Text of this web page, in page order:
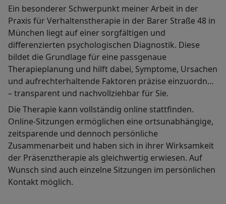
Ein besonderer Schwerpunkt meiner Arbeit in der
Praxis für Verhaltenstherapie in der Barer Straße 48 in
München liegt auf einer sorgfältigen und
differenzierten psychologischen Diagnostik. Diese
bildet die Grundlage für eine passgenaue
Therapieplanung und hilft dabei, Symptome, Ursachen
und aufrechterhaltende Faktoren präzise einzuordnen
– transparent und nachvollziehbar für Sie.
Die Therapie kann vollständig online stattfinden.
Online-Sitzungen ermöglichen eine ortsunabhängige,
zeitsparende und dennoch persönliche
Zusammenarbeit und haben sich in ihrer Wirksamkeit
der Präsenztherapie als gleichwertig erwiesen. Auf
Wunsch sind auch einzelne Sitzungen im persönlichen
Kontakt möglich.